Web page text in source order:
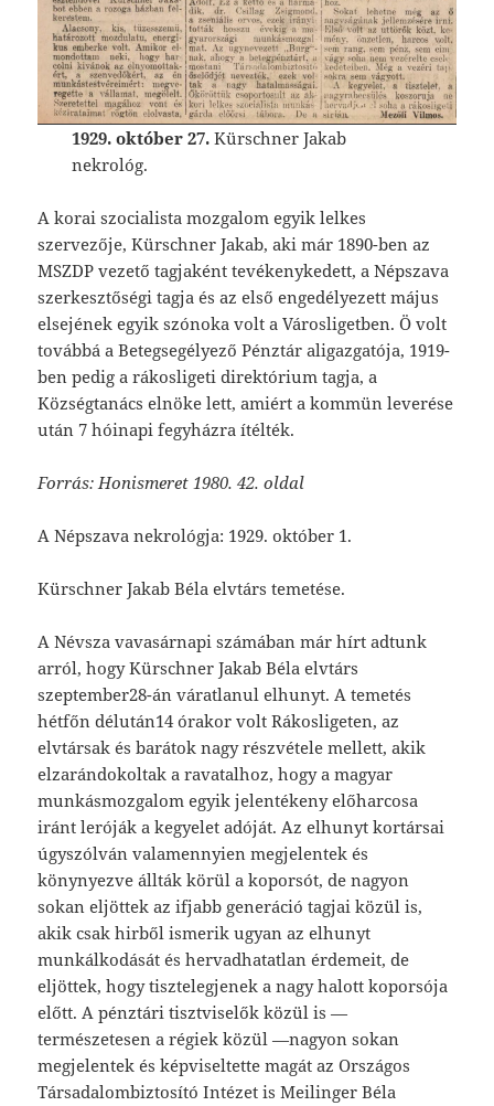
1929. október 27.Kürschner Jakab
nekrológ.
A korai szocialista mozgalom egyik lelkes
szervezője, Kürschner Jakab, aki már 1890-ben az
MSZDP vezető tagjaként tevékenykedett, a Népszava
szerkesztőségi tagja és az első engedélyezett május
elsejének egyik szónoka volt a Városligetben. Ö volt
továbbá a Betegsegélyező Pénztár aligazgatója, 1919-
ben pedig a rákosligeti direktórium tagja, a
Községtanács elnöke lett, amiért a kommün leverése
után 7 hóinapi fegyházra ítélték.
Forrás: Honismeret 1980. 42. oldal
A Népszava nekrológja: 1929. október 1.
Kürschner Jakab Béla elvtárs temetése.
A Névsza vavasárnapi számában már hírt adtunk
arról, hogy Kürschner Jakab Béla elvtárs
szeptember28-án váratlanul elhunyt. A temetés
hétfőn délután14 órakor volt Rákosligeten, az
elvtársak és barátok nagy részvétele mellett, akik
elzarándokoltak a ravatalhoz, hogy a magyar
munkásmozgalom egyik jelentékeny előharcosa
iránt leróják a kegyelet adóját. Az elhunyt kortársai
úgyszólván valamennyien megjelentek és
könynyezve állták körül a koporsót, de nagyon
sokan eljöttek az ifjabb generáció tagjai közül is,
akik csak hirből ismerik ugyan az elhunyt
munkálkodását és hervadhatatlan érdemeit, de
eljöttek, hogy tisztelegjenek a nagy halott koporsója
előtt. A pénztári tisztviselők közül is —
természetesen a régiek közül —nagyon sokan
megjelentek és képviseltette magát az Országos
Társadalombiztosító Intézet is Meilinger Béla